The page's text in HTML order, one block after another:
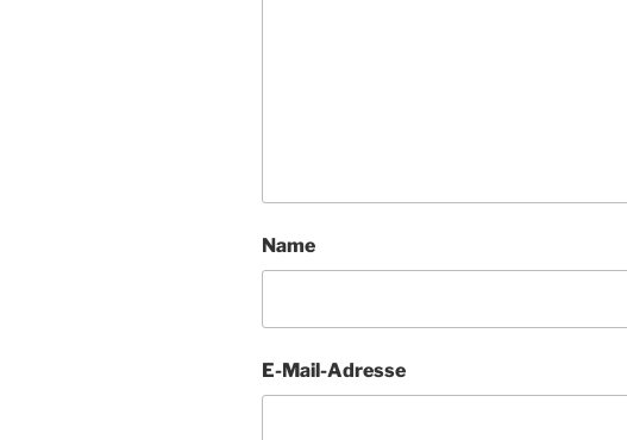
Name
E-Mail-Adresse